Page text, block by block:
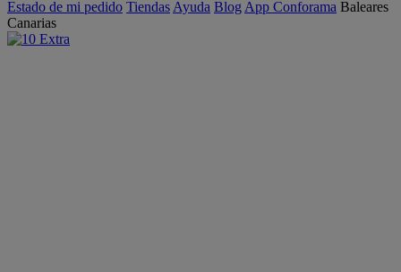
Estado de mi pedido Tiendas Ayuda Blog App Conforama Baleares
Canarias